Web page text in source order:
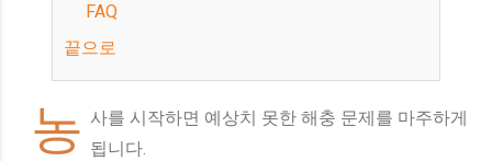
FAQ
끝으로
농 사를 시작하면 예상치 못한 해충 문제를 마주하게
됩니다.